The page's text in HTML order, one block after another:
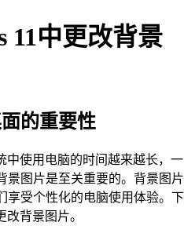
11中更改背景
的重要性
中使用电脑的时间越来越长，一
景图片是至关重要的。背景图片
享受个性化的电脑使用体验。下
改背景图片。